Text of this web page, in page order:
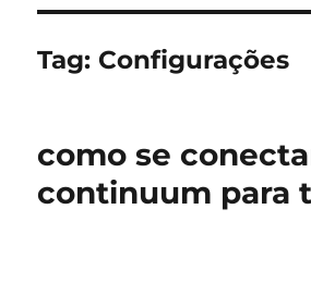
Tag: Configurações
como se
continuum para